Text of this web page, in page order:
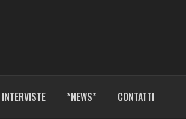
INTERVISTE *NEWS* CONTATTI